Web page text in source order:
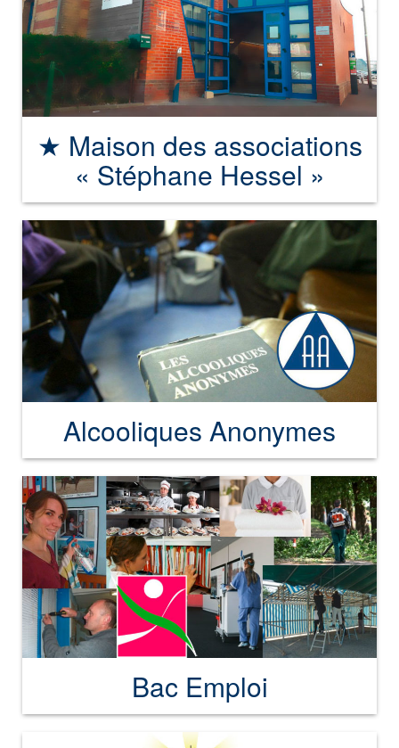
★ Maison des associations
« Stéphane Hessel »
Alcooliques Anonymes
Bac Emploi